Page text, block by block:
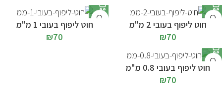
חוט ליפוף בעובי 2 מ"מ
₪70
חוט ליפוף בעובי 1 מ"מ
₪70
חוט ליפוף בעובי 0.8 מ"מ
₪70